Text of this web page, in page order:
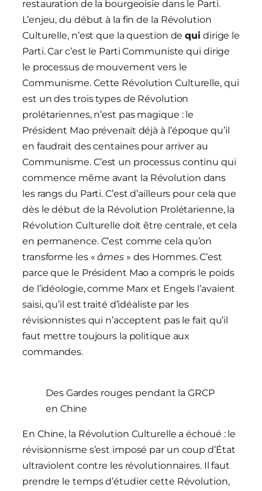
restauration de la bourgeoisie dans le Parti.
L’enjeu, du début à la fin de la Révolution
Culturelle, n’est que la question dequi dirige le
Parti. Car c’est le Parti Communiste qui dirige
le processus de mouvement vers le
Communisme. Cette Révolution Culturelle, qui
est un des trois types de Révolution
prolétariennes, n’est pas magique : le
Président Mao prévenait déjà à l’époque qu’il
en faudrait des centaines pour arriver au
Communisme. C’est un processus continu qui
commence même avant la Révolution dans
les rangs du Parti. C’est d’ailleurs pour cela que
dès le début de la Révolution Prolétarienne, la
Révolution Culturelle doit être centrale, et cela
en permanence. C’est comme cela qu’on
transforme les «âmes» des Hommes. C’est
parce que le Président Mao a compris le poids
de l’idéologie, comme Marx et Engels l’avaient
saisi, qu’il est traité d’idéaliste par les
révisionnistes qui n’acceptent pas le fait qu’il
faut mettre toujours la politique aux
commandes.
Des Gardes rouges pendant la GRCP
en Chine
En Chine, la Révolution Culturelle a échoué : le
révisionnisme s’est imposé par un coup d’État
ultraviolent contre les révolutionnaires. Il faut
prendre le temps d’étudier cette Révolution,